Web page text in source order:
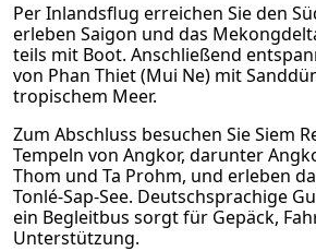
Per Inlandsflug erreichen Sie den
erleben Saigon und das
teils mit Boot. Anschließend
von Phan Thiet (Mui Ne) mit
tropischem Meer.
Zum Abschluss besuchen Sie Siem
Tempeln von Angkor, darunter
Thom und Ta Prohm, und erleben
Tonlé‑Sap‑See. Deutschsprachige
ein Begleitbus sorgt für Gepäck,
Unterstützung.